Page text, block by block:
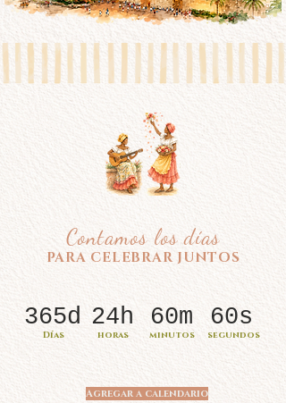
Contamos los días
PARA CELEBRAR JUNTOS
Días horas minutos segundos
365d 24h 60m 60s
Agregar a calendario